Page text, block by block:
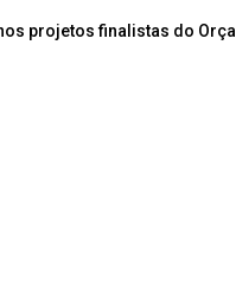
projetos finalistas do